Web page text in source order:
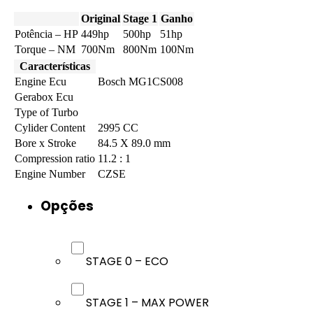
Original Stage 1 Ganho
Potência – HP 449hp 500hp
51hp
Torque – NM 700Nm 800Nm 100Nm
Características
Engine Ecu
Bosch MG1CS008
Gerabox Ecu
Type of Turbo
Cylider Content
2995 CC
Bore x Stroke
84.5 X 89.0 mm
Compression ratio 11.2 : 1
Engine Number
CZSE
Opções
STAGE 0 – ECO
STAGE 1 – MAX POWER